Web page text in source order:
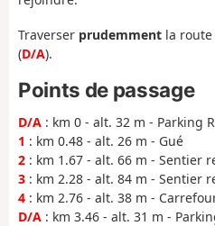
Traverser prudemment la
(D/A).
Points de passage
D/A : km 0 - alt. 32 m - Parking
1 : km 0.48 - alt. 26 m - Gué
2 : km 1.67 - alt. 66 m - Sentier
3 : km 2.28 - alt. 84 m - Sentier
4 : km 2.76 - alt. 38 m -
D/A : km 3.46 - alt. 31 m -